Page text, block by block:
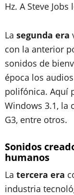
Hz. A Steve
La segunda era
con la anterior
sonidos de
época los
polifónica. Aquí
Windows 3.1, la
G3, entre otros.
Sonidos
humanos
La tercera era
industria